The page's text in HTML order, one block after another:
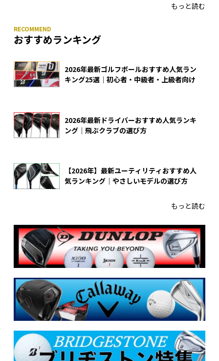
もっと読む
おすすめランキング
2026年最新ゴルフボールおすすめ人気ラン
キング25選｜初心者・中級者・上級者向け
2026年最新ドライバーおすすめ人気ランキ
ング｜飛ぶクラブの選び方
【2026年】最新ユーティリティおすすめ人
気ランキング｜やさしいモデルの選び方
もっと読む